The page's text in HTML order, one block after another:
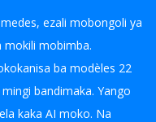
ezali mobongoli ya
mokili mobimba.
ba modèles 22
bandimaka. Yango
kaka AI moko. Na